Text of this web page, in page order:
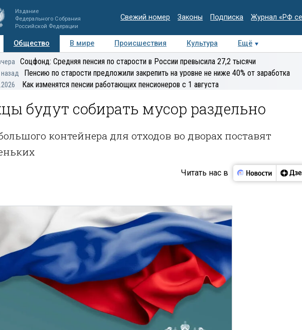
Издание
Федерального Собрания
Российской Федерации
Свежий номер Законы Подписка Журнал «РФ
Общество В мире Происшествия Культура Ещё
Регионы Медиацентр Интервью Колумнисты
Соцфонд: Средняя пенсия по старости в России превысила 27,2 тысячи
Пенсию по старости предложили закрепить на уровне не ниже 40% от заработка
Как изменятся пенсии работающих пенсионеров с 1 августа
будут собирать мусор раздельно
контейнера для отходов во дворах поставят
Читать нас в